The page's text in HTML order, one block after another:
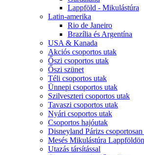
Lappföld - Mikulástúra
Latin-amerika
Rio de Janeiro
Brazília és Argentína
USA & Kanada
Akciós csoportos utak
Őszi csoportos utak
Őszi szünet
Téli csoportos utak
Ünnepi csoportos utak
Szilveszteri csoportos utak
Tavaszi csoportos utak
Nyári csoportos utak
Csoportos hajóutak
Disneyland Párizs
Mesés Mikulástúra Lappföldön
Utazás társítással